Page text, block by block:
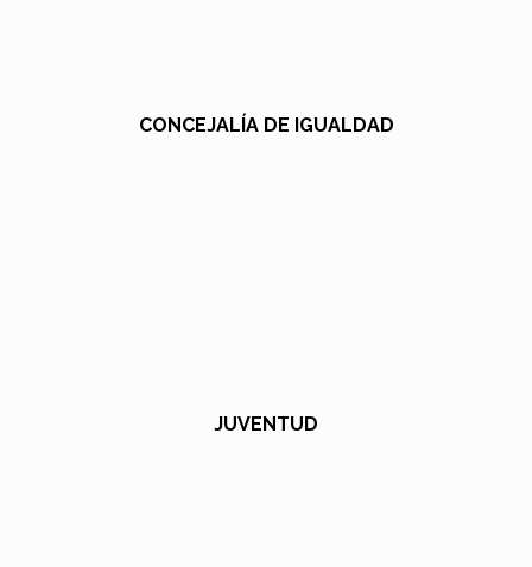
CONCEJALÍA DE IGUALDAD
JUVENTUD